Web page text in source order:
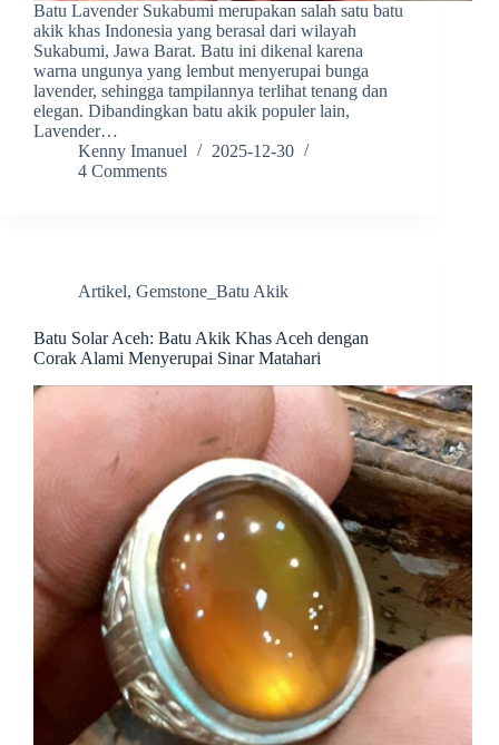
Batu Lavender Sukabumi merupakan salah satu batu
akik khas Indonesia yang berasal dari wilayah
Sukabumi, Jawa Barat. Batu ini dikenal karena
warna ungunya yang lembut menyerupai bunga
lavender, sehingga tampilannya terlihat tenang dan
elegan. Dibandingkan batu akik populer lain,
Lavender…
Kenny Imanuel
2025-12-30
4 Comments
Artikel, Gemstone_Batu Akik
Batu Solar Aceh: Batu Akik Khas Aceh dengan
Corak Alami Menyerupai Sinar Matahari